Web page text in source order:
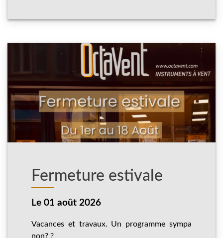
Fermeture estivale
Le 01 août 2026
Vacances et travaux. Un programme sympa
non? ?